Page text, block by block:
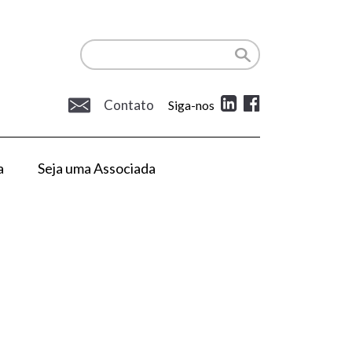
Contato Siga-nos
Seja uma Associada